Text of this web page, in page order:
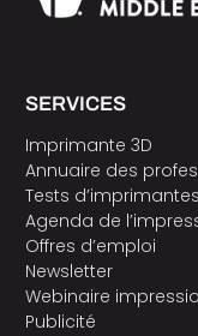
SERVICES
Imprimante 3D
Annuaire des
Tests
Agenda de
Offres d’emploi
Newsletter
Webinaire
Publicité